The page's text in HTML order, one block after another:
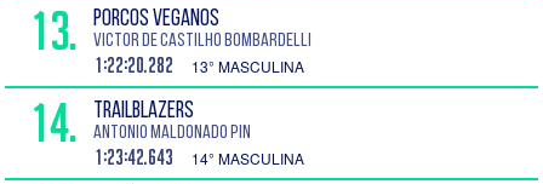
13. PORCOS VEGANOS
Victor de Castilho Bombardelli
1:22:20.282 13° MASCULINA
14. TRAILBLAZERS
Antonio Maldonado Pin
1:23:42.643 14° MASCULINA